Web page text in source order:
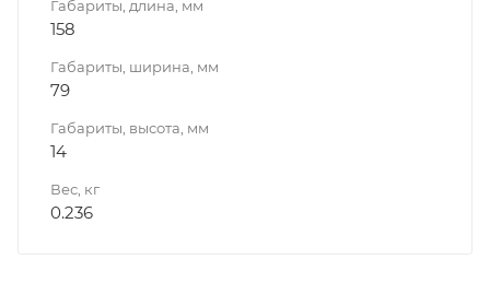
Габариты, длина, мм
158
Габариты, ширина, мм
79
Габариты, высота, мм
14
Вес, кг
0.236